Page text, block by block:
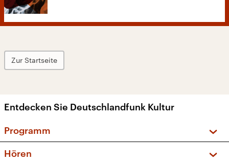
Zur Startseite
Entdecken Sie Deutschlandfunk Kultur
Programm
Hören